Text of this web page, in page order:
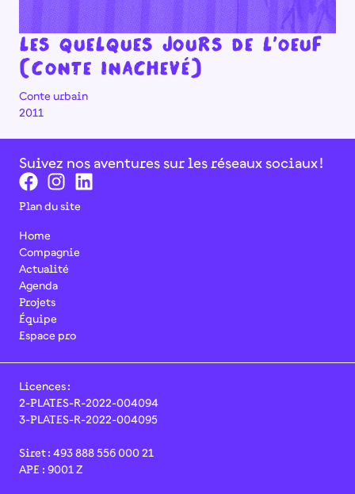
Les quelques jours de l'oeuf
(conte inachevé)
Conte urbain
2011
Suivez nos aventures sur les réseaux sociaux !
Plan du site
Home
Compagnie
Actualité
Agenda
Projets
Équipe
Espace pro
Licences :
2-PLATES-R-2022-004094
3-PLATES-R-2022-004095
Siret : 493 888 556 000 21
APE : 9001 Z